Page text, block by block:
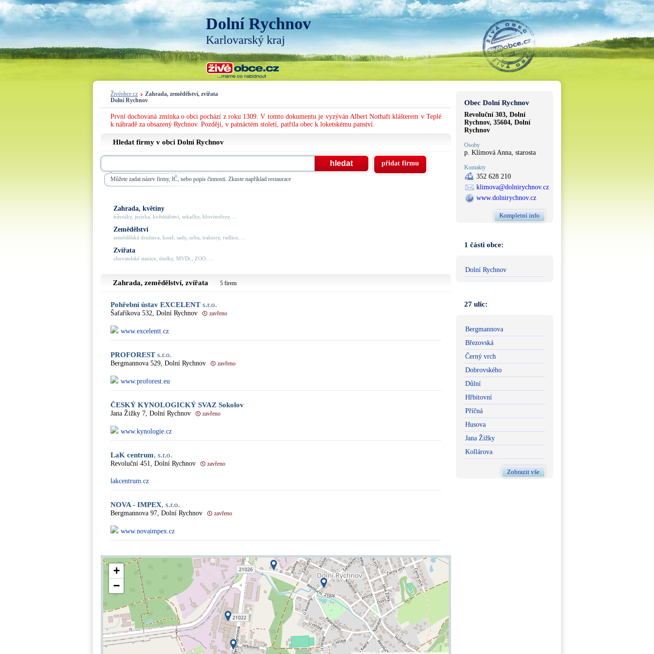
Dolní Rychnov
Karlovarský kraj
Živéobce.cz
Zahrada, zemědělství, zvířata
Dolní Rychnov
První dochovaná zmínka o obci pochází z roku 1309. V tomto dokumentu je vyzýván Albert Nothaft klášterem v Teplé
k náhradě za obsazený Rychnov. Později, v patnáctém století, patřila obec k loketskému panství.
Hledat firmy v obci Dolní Rychnov
Můžete zadat název firmy, IČ, nebo popis činnosti. Zkuste například restaurace
přidat firmu
Zahrada, květiny
trávníky, jezírka, květinářství, sekačky, křovinořezy, ...
Zemědělství
zemědělská družstva, koně, sady, orba, traktory, radlice, ...
Zvířata
chovatelské stanice, útulky, MVDr., ZOO, ...
Zahrada, zemědělství, zvířata 5 firem
Pohřební ústav EXCELENT s.r.o.
Šafaříkova 532, Dolní Rychnov zavřeno
www.excelentt.cz
PROFOREST s.r.o.
Bergmannova 529, Dolní Rychnov zavřeno
www.proforest.eu
ČESKÝ KYNOLOGICKÝ SVAZ Sokolov
Jana Žižky 7, Dolní Rychnov zavřeno
www.kynologie.cz
LaK centrum, s.r.o.
Revoluční 451, Dolní Rychnov zavřeno
lakcentrum.cz
NOVA - IMPEX, s.r.o.
Bergmannova 97, Dolní Rychnov zavřeno
www.novaimpex.cz
+
−
Obec Dolní Rychnov
Revoluční 303, Dolní
Rychnov, 35604, Dolní
Rychnov
Osoby
p. Klímová Anna, starosta
Kontakty
352 628 210
klimova@dolnirychnov.cz
www.dolnirychnov.cz
Kompletní info
1 části obce:
Dolní Rychnov
27 ulic:
Bergmannova
Březovská
Černý vrch
Dobrovského
Důlní
Hřbitovní
Příčná
Husova
Jana Žižky
Kollárova
Zobrazit vše